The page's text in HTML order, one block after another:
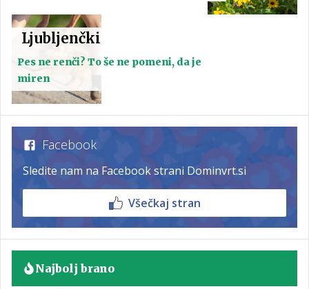
Ljubljenčki
Pes ne renči? To še ne pomeni, da je
miren
Facebook
Sledite nam na Facebook strani Dominvrt.si
Všečkaj stran
Najbolj brano